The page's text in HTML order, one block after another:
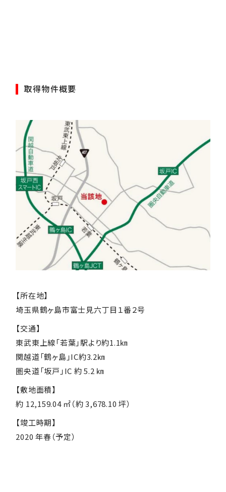
取得物件概要
【所在地】
埼玉県鶴ヶ島市富士見六丁目１番２号
【交通】
東武東上線「若葉」駅より約1.1㎞
関越道「鶴ヶ島」IC約3.2㎞
圏央道「坂戸」IC 約 5.2 ㎞
【敷地面積】
約 12,159.04 ㎡（約 3,678.10 坪）
【竣工時期】
2020 年春（予定）